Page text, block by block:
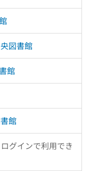
図書館
館
館
グインで利用でき